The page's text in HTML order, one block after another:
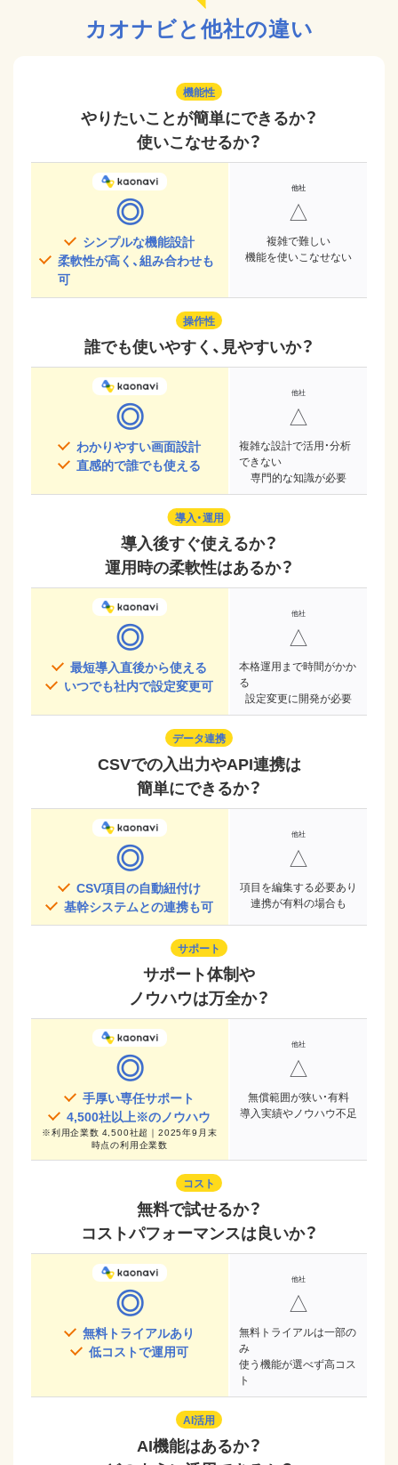
カオナビと他社の違い
機能性
やりたいことが簡単にできるか？
使いこなせるか？
◎
シンプルな機能設計
柔軟性が高く、組み合わせも
可
△
複雑で難しい
機能を使いこなせない
操作性
誰でも使いやすく、見やすいか？
◎
わかりやすい画面設計
直感的で誰でも使える
△
複雑な設計で活用・分析
できない
専門的な知識が必要
導入・運用
導入後すぐ使えるか？
運用時の柔軟性はあるか？
◎
最短導入直後から使える
いつでも社内で設定変更可
△
本格運用まで時間がかか
る
設定変更に開発が必要
データ連携
CSVでの入出力やAPI連携は
簡単にできるか？
◎
CSV項目の自動紐付け
基幹システムとの連携も可
△
項目を編集する必要あり
連携が有料の場合も
サポート
サポート体制や
ノウハウは万全か？
◎
手厚い専任サポート
4,500社以上※のノウハウ
※利用企業数 4,500社超｜2025年9月末
時点の利用企業数
△
無償範囲が狭い・有料
導入実績やノウハウ不足
コスト
無料で試せるか？
コストパフォーマンスは良いか？
◎
無料トライアルあり
低コストで運用可
△
無料トライアルは一部の
み
使う機能が選べず高コス
ト
AI活用
AI機能はあるか？